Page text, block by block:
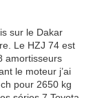
sur le Dakar
Le HZJ 74 est
amortisseurs
le moteur j’ai
pour 2650 kg